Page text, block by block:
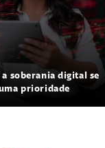
a soberania digital se
prioridade